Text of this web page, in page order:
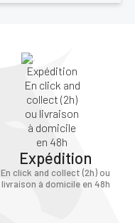
Expédition
En click and collect (2h) ou
livraison à domicile en 48h